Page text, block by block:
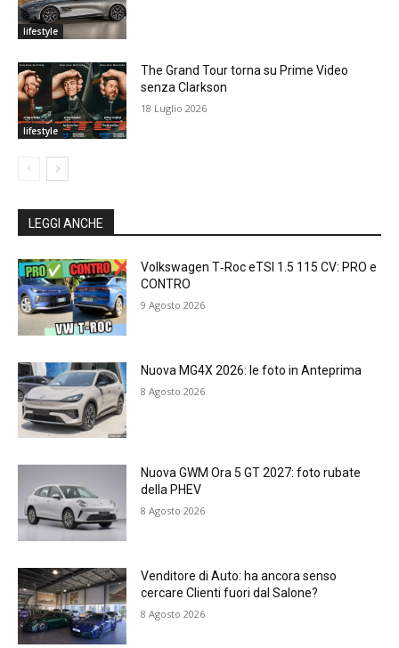
lifestyle
lifestyle
The Grand Tour torna su Prime Video
senza Clarkson
18 Luglio 2026
LEGGI ANCHE
Volkswagen T‑Roc eTSI 1.5 115 CV: PRO e
CONTRO
9 Agosto 2026
Nuova MG4X 2026: le foto in Anteprima
8 Agosto 2026
Nuova GWM Ora 5 GT 2027: foto rubate
della PHEV
8 Agosto 2026
Venditore di Auto: ha ancora senso
cercare Clienti fuori dal Salone?
8 Agosto 2026